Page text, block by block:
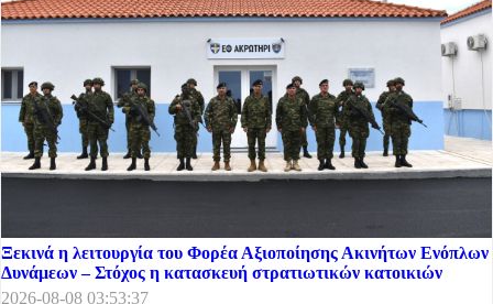
Ξεκινά η λειτουργία του Φορέα Αξιοποίησης Ακινήτων Ενόπλων
Δυνάμεων – Στόχος η κατασκευή στρατιωτικών κατοικιών
2026-08-08 03:53:37